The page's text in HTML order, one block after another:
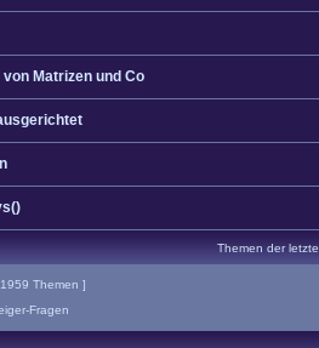
Matrizen und Co
Themen der
Themen ]
Fragen